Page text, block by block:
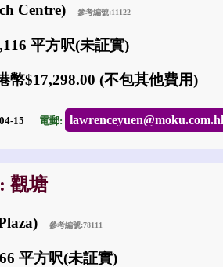
Centre) 參考編號:11122
平方呎(未証實)
幣$17,298.00 (不包其他費用)
04-15 電郵:
觀塘
參考編號:78111
平方呎(未証實)